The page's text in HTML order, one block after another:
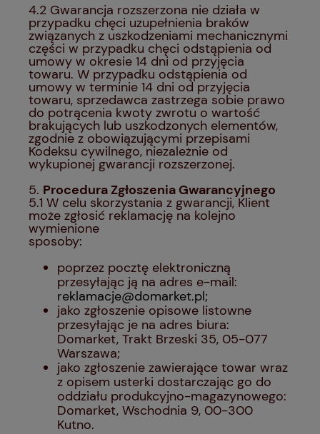
4.2 Gwarancja rozszerzona nie działa w
przypadku chęci uzupełnienia braków
związanych z uszkodzeniami mechanicznymi
części w przypadku chęci odstąpienia od
umowy w okresie 14 dni od przyjęcia
towaru. W przypadku odstąpienia od
umowy w terminie 14 dni od przyjęcia
towaru, sprzedawca zastrzega sobie prawo
do potrącenia kwoty zwrotu o wartość
brakujących lub uszkodzonych elementów,
zgodnie z obowiązującymi przepisami
Kodeksu cywilnego, niezależnie od
wykupionej gwarancji rozszerzonej.
5. Procedura Zgłoszenia Gwarancyjnego
5.1 W celu skorzystania z gwarancji, Klient
może zgłosić reklamację na kolejno
wymienione
sposoby:
poprzez pocztę elektroniczną
przesyłając ją na adres e-mail:
reklamacje@domarket.pl;
jako zgłoszenie opisowe listowne
przesyłając je na adres biura:
Domarket, Trakt Brzeski 35, 05-077
Warszawa;
jako zgłoszenie zawierające towar wraz
z opisem usterki dostarczając go do
oddziału produkcyjno-magazynowego:
Domarket, Wschodnia 9, 00-300
Kutno.